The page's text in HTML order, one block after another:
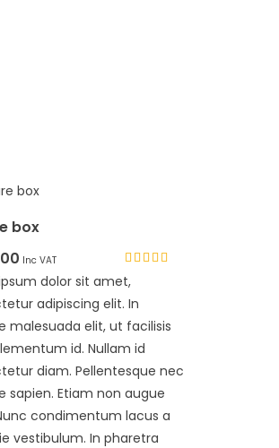
box
Rated
4.33
out of 5
Inc VAT
dolor sit amet,
adipiscing elit. In
malesuada elit, ut facilisis
id. Nullam id
diam. Pellentesque nec
sapien. Etiam non augue
condimentum lacus a
vestibulum. In pharetra